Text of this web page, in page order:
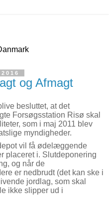
og Afmagt
besluttet, at det
Forsøgsstation Risø skal
som i maj 2011 blev
myndigheder.
vil få ødelæggende
placeret i. Slutdeponering
og når de
er nedbrudt (det kan ske i
jordlag, som skal
ikke slipper ud i